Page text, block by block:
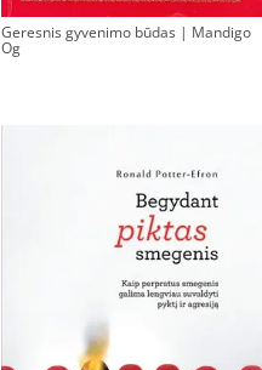
Geresnis gyvenimo būdas | Mandigo
Og